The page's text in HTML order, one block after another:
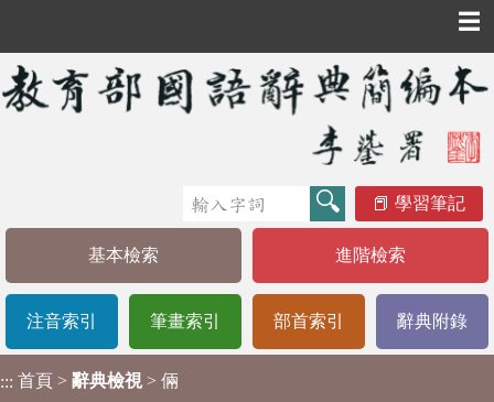
☰
學習筆記
基本檢索 進階檢索
注音索引 筆畫索引 部首索引 辭典附錄
::: 首頁 > 辭典檢視 > 倆